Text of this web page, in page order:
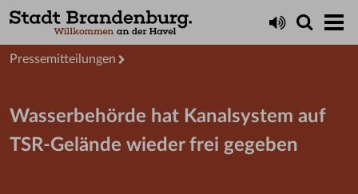
Presseservice
Pressemitteilungen
Wasserbehörde hat Kanalsystem auf
TSR-Gelände wieder frei gegeben